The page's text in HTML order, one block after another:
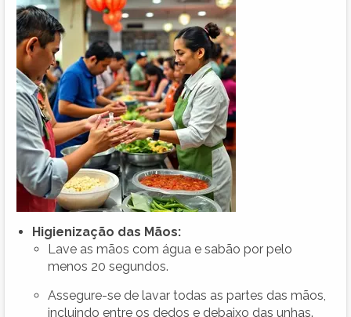
Higienização das Mãos:
Lave as mãos com água e sabão por pelo
menos 20 segundos.
Assegure-se de lavar todas as partes das mãos,
incluindo entre os dedos e debaixo das unhas.